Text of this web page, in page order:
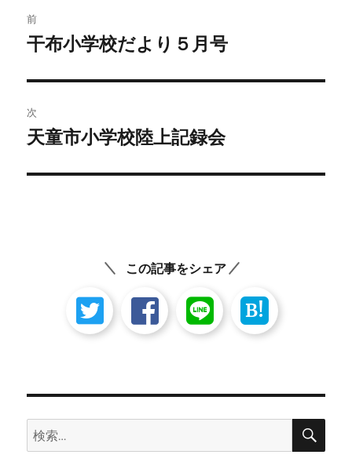
稿
ビ
ゲ
ー
前
前
投
稿:
干布小学校だより５月号
次
次
投
天童市小学校陸上記録会
この記事をシェア
B!
検
索:
検